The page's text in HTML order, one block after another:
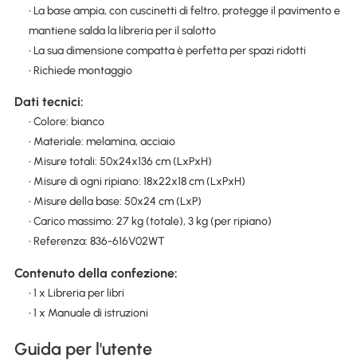
• La base ampia, con cuscinetti di feltro, protegge il pavimento e
mantiene salda la libreria per il salotto
• La sua dimensione compatta è perfetta per spazi ridotti
• Richiede montaggio
Dati tecnici:
• Colore: bianco
• Materiale: melamina, acciaio
• Misure totali: 50x24x136 cm (LxPxH)
• Misure di ogni ripiano: 18x22x18 cm (LxPxH)
• Misure della base: 50x24 cm (LxP)
• Carico massimo: 27 kg (totale), 3 kg (per ripiano)
• Referenza: 836-616V02WT
Contenuto della confezione:
• 1 x Libreria per libri
• 1 x Manuale di istruzioni
Guida per l'utente